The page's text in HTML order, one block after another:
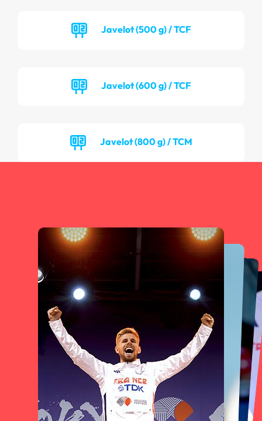
Javelot (500 g) / TCF
Javelot (600 g) / TCF
Javelot (800 g) / TCM